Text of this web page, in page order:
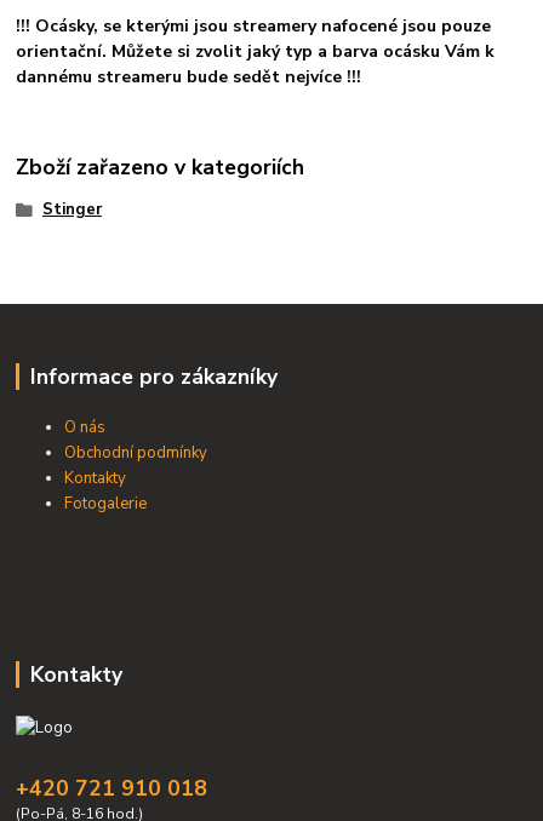
!!! Ocásky, se kterými jsou streamery nafocené jsou pouze
orientační. Můžete si zvolit jaký typ a barva ocásku Vám k
dannému streameru bude sedět nejvíce !!!
Zboží zařazeno v kategoriích
Stinger
Informace pro zákazníky
O nás
Obchodní podmínky
Kontakty
Fotogalerie
Kontakty
+420 721 910 018
(Po-Pá, 8-16 hod.)